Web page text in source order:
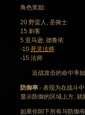
角色奖励:
20 野蛮人, 圣骑士
15 刺客
5 亚马逊, 德鲁依
-10 死灵法师
-15 法师
近战攻击的命中率始
防御率 - 表现为在战斗
显示防御的区域上方,
如果你卸下所有与防御